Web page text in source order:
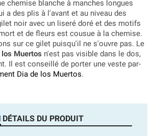
chemise blanche à manches longues
a des plis à l'avant et au niveau des
noir avec un liseré doré et des motifs
et de fleurs est cousue à la chemise.
sur ce gilet puisqu'il ne s'ouvre pas. Le
Muertos n'est pas visible dans le dos,
Il est conseillé de porter une veste par-
Dia de los Muertos.
DÉTAILS DU PRODUIT